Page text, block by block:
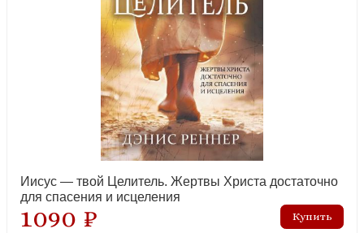
Иисус — твой Целитель. Жертвы Христа достаточно
для спасения и исцеления
1090 ₽